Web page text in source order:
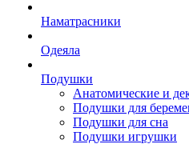
Наматрасники
Одеяла
Подушки
Анатомические и
Подушки для
Подушки для сна
Подушки игрушки